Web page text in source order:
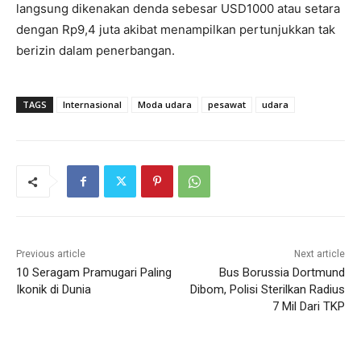
langsung dikenakan denda sebesar USD1000 atau setara
dengan Rp9,4 juta akibat menampilkan pertunjukkan tak
berizin dalam penerbangan.
TAGS Internasional Moda udara pesawat udara
Previous article
10 Seragam Pramugari Paling
Ikonik di Dunia
Next article
Bus Borussia Dortmund
Dibom, Polisi Sterilkan Radius
7 Mil Dari TKP